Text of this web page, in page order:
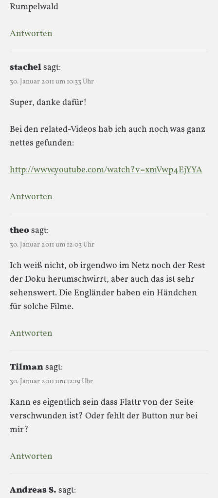
Rumpelwald
Antworten
stachelsagt:
30. Januar 2011 um 10:33 Uhr
Super, danke dafür!
Bei den related-Videos hab ich auch noch was ganz
nettes gefunden:
http://www.youtube.com/watch?v=xmVwp4EjYYA
Antworten
theosagt:
30. Januar 2011 um 12:03 Uhr
Ich weiß nicht, ob irgendwo im Netz noch der Rest
der Doku herumschwirrt, aber auch das ist sehr
sehenswert. Die Engländer haben ein Händchen
für solche Filme.
Antworten
Tilmansagt:
30. Januar 2011 um 12:19 Uhr
Kann es eigentlich sein dass Flattr von der Seite
verschwunden ist? Oder fehlt der Button nur bei
mir?
Antworten
Andreas S. sagt: